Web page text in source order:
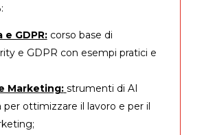
GDPR:corso base di
e GDPR con esempi pratici e
Marketing: strumenti di AI
per ottimizzare il lavoro e per il